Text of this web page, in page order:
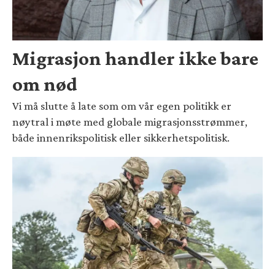
Migrasjon handler ikke bare
om nød
Vi må slutte å late som om vår egen politikk er
nøytral i møte med globale migrasjonsstrømmer,
både innenrikspolitisk eller sikkerhetspolitisk.